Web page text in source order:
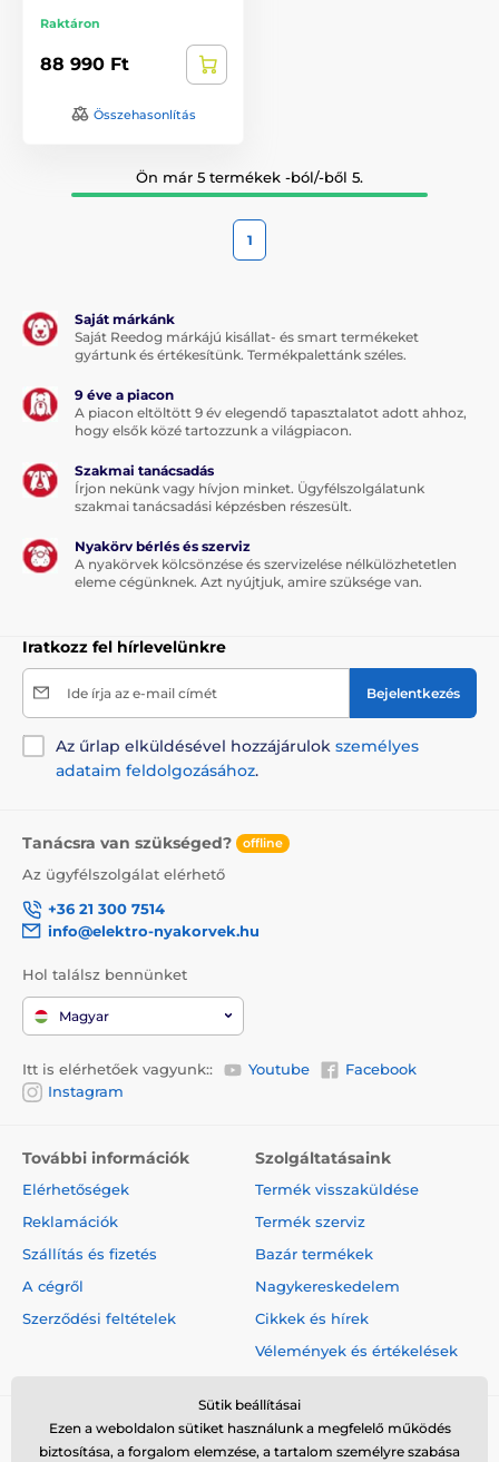
Raktáron
88 990 Ft
Összehasonlítás
Ön már 5 termékek -ból/-ből 5.
1
Saját márkánk
Saját Reedog márkájú kisállat- és smart termékeket
gyártunk és értékesítünk. Termékpalettánk széles.
9 éve a piacon
A piacon eltöltött 9 év elegendő tapasztalatot adott ahhoz,
hogy elsők közé tartozzunk a világpiacon.
Szakmai tanácsadás
Írjon nekünk vagy hívjon minket. Ügyfélszolgálatunk
szakmai tanácsadási képzésben részesült.
Nyakörv bérlés és szerviz
A nyakörvek kölcsönzése és szervizelése nélkülözhetetlen
eleme cégünknek. Azt nyújtjuk, amire szüksége van.
Iratkozz fel hírlevelünkre
Ide írja az e-mail címét Bejelentkezés
Az űrlap elküldésével hozzájárulok személyes
adataim feldolgozásához.
Tanácsra van szükséged? offline
Az ügyfélszolgálat elérhető
+36 21 300 7514
info@elektro-nyakorvek.hu
Hol találsz bennünket
Magyar
Itt is elérhetőek vagyunk:: Youtube
Facebook
Instagram
További információk
Elérhetőségek
Reklamációk
Szállítás és fizetés
A cégről
Szerződési feltételek
Szolgáltatásaink
Termék visszaküldése
Termék szerviz
Bazár termékek
Nagykereskedelem
Cikkek és hírek
Vélemények és értékelések
Sütik beállításai
Ezen a weboldalon sütiket használunk a megfelelő működés
biztosítása, a forgalom elemzése, a tartalom személyre szabása